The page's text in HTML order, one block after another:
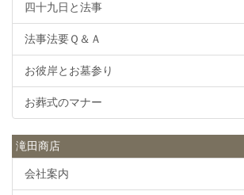
四十九日と法事
法事法要Ｑ＆Ａ
お彼岸とお墓参り
お葬式のマナー
滝田商店
会社案内